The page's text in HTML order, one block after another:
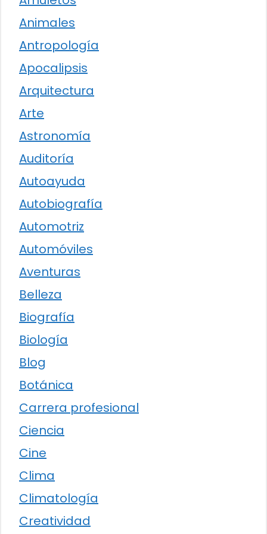
Animales
Antropología
Apocalipsis
Arquitectura
Arte
Astronomía
Auditoría
Autoayuda
Autobiografía
Automotriz
Automóviles
Aventuras
Belleza
Biografía
Biología
Blog
Botánica
Carrera profesional
Ciencia
Cine
Clima
Climatología
Creatividad